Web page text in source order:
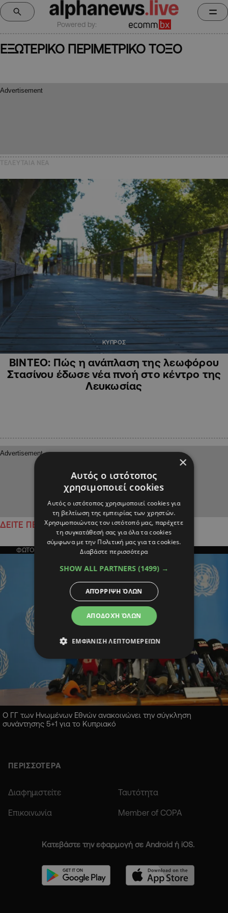
Powered by:
ΕΞΩΤΕΡΙΚΟ ΠΕΡΙΜΕΤΡΙΚΟ ΤΟΞΟ
ΚΥΠΡΟΣ
ΒΙΝΤΕΟ: Πώς η ανάπλαση της λεωφόρου
Στασίνου έδωσε νέα πνοή στο κέντρο της
Λευκωσίας
ΔΕΙΤΕ ΠΕΡΙΣΣΟΤΕΡΑ
ΦΩΤΟΓΡΑΦΙΑ ΤΗΣ ΗΜΕΡΑΣ
Ο ΓΓ των Ηνωμένων Εθνών ανακοινώνει την σύγκληση
συνάντησης 5+1 για το Κυπριακό
ΠΕΡΙΣΣΟΤΕΡΑ
Διαφημιστείτε Ταυτότητα
Επικοινωνία Member of COPA
Κατεβάστε την εφαρμογή σε Android ή iOS.
×
Αυτός ο ιστότοπος
χρησιμοποιεί cookies
Αυτός ο ιστότοπος χρησιμοποιεί cookies για
τη βελτίωση της εμπειρίας των χρηστών.
Χρησιμοποιώντας τον ιστότοπό μας, παρέχετε
τη συγκατάθεσή σας για όλα τα cookies
σύμφωνα με την Πολιτική μας για τα cookies.
Διαβάστε περισσότερα
SHOW ALL PARTNERS (1499) →
ΑΠΟΔΟΧΉ ΌΛΩΝ
ΑΠΌΡΡΙΨΗ ΌΛΩΝ
ΕΜΦΆΝΙΣΗ ΛΕΠΤΟΜΕΡΕΙΏΝ